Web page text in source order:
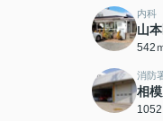
内科
山
542
消防
相
1052